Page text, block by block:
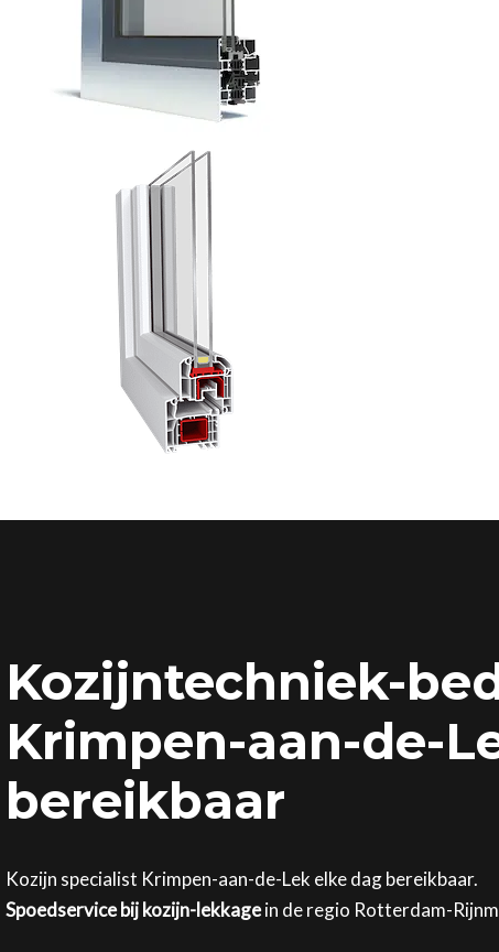
Kozijntechniek-
Krimpen-aan-de-
bereikbaar
Kozijn specialist Krimpen-aan-de-Lek elke dag bereikbaar.
Spoedservice bij kozijn-lekkagein de regio Rotterdam-